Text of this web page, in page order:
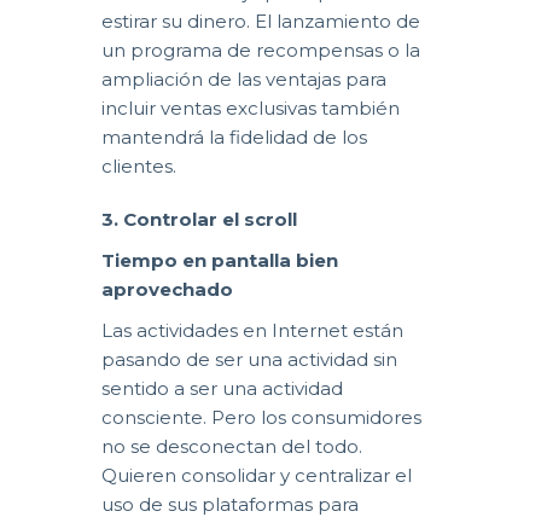
estirar su dinero. El lanzamiento de
un programa de recompensas o la
ampliación de las ventajas para
incluir ventas exclusivas también
mantendrá la fidelidad de los
clientes.
3. Controlar el scroll
Tiempo en pantalla bien
aprovechado
Las actividades en Internet están
pasando de ser una actividad sin
sentido a ser una actividad
consciente. Pero los consumidores
no se desconectan del todo.
Quieren consolidar y centralizar el
uso de sus plataformas para